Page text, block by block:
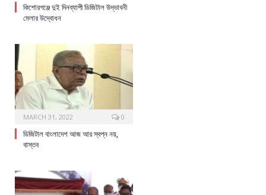
কিশোরগঞ্জে দুই দিনব্যাপী ডিজিটাল উদ্ভাবনী
মেলার উদ্বোধন
MARCH 31, 2022 0
ডিজিটাল বাংলাদেশ আজ আর স্বপ্ন নয়,
বাস্তব